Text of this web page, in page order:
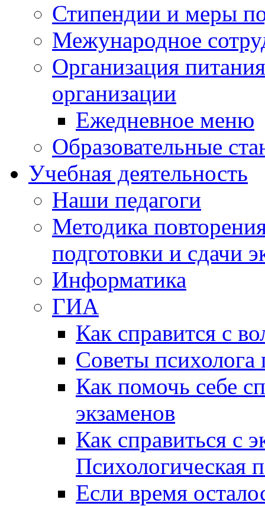
Стипендии и меры
Межународное
Организация
организации
Ежедневное меню
Образовательные
Учебная деятельность
Наши педагоги
Методика
подготовки и сдачи
Информатика
ГИА
Как справится с
Советы
Как помочь себе
экзаменов
Как справиться с
Психологическая
Если время